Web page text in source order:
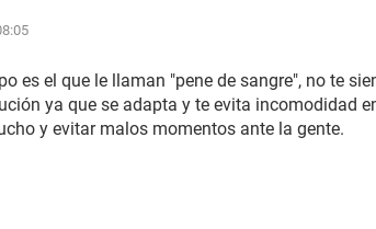
es el que le llaman "pene de sangre", no te
ya que se adapta y te evita incomodidad
y evitar malos momentos ante la gente.